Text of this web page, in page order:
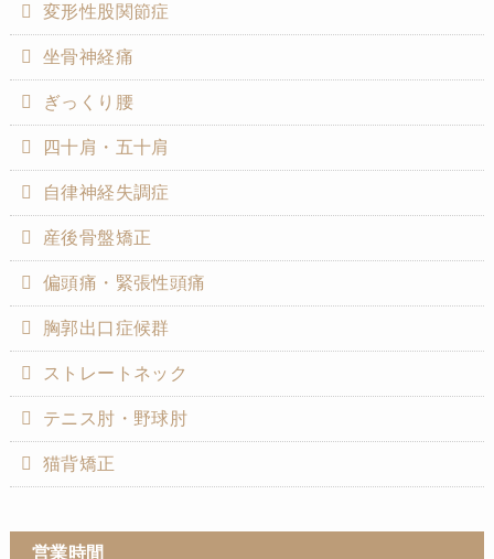
変形性股関節症
坐骨神経痛
ぎっくり腰
四十肩・五十肩
自律神経失調症
産後骨盤矯正
偏頭痛・緊張性頭痛
胸郭出口症候群
ストレートネック
テニス肘・野球肘
猫背矯正
営業時間